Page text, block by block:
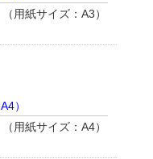
用紙サイズ：A3）
）
用紙サイズ：A4）